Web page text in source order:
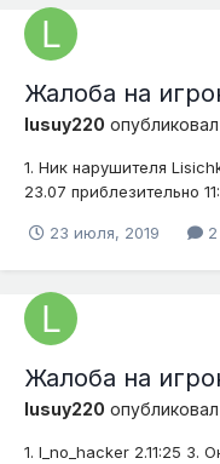
Жалоба на
lusuy220
1. Ник нарушителя
23.07 приблезительно
нарушения (опишите
Доказательства
23 июля, 2019
Жалоба на
lusuy220
1. I_no_hacker 2.11:25 3.